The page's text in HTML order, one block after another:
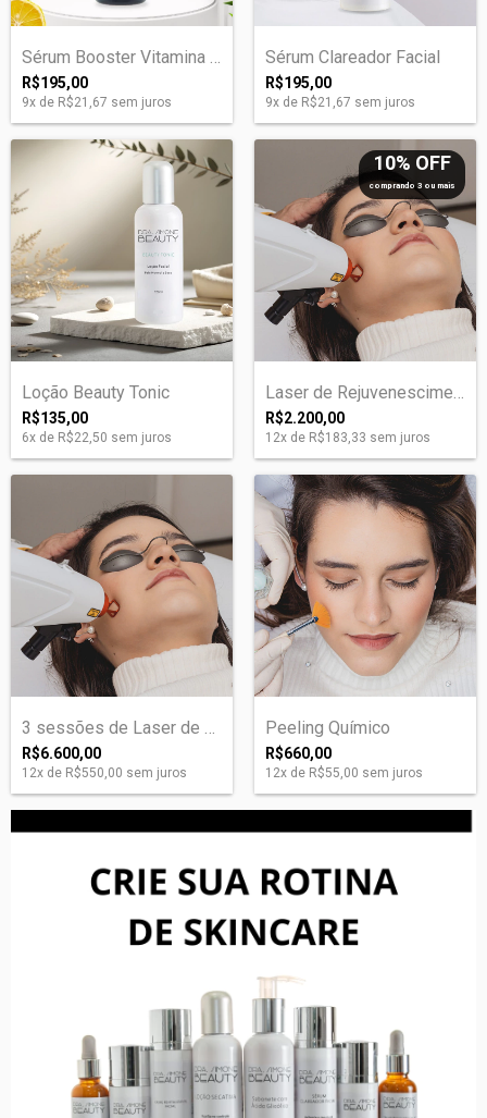
Sérum Booster Vitamina C 20%
R$195,00
9x de R$21,67 sem juros
Sérum Clareador Facial
R$195,00
9x de R$21,67 sem juros
Loção Beauty Tonic
R$135,00
6x de R$22,50 sem juros
10% OFF
comprando 3 ou mais
Laser de Rejuvenescimento Facial, Pescoç...
R$2.200,00
12x de R$183,33 sem juros
3 sessões de Laser de Rejuvenescimento F...
R$6.600,00
12x de R$550,00 sem juros
Peeling Químico
R$660,00
12x de R$55,00 sem juros